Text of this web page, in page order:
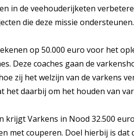
in de veehouderijketen
die deze missie ondersteunen.
op 50.000 euro voor het
Deze coaches gaan de
zij het welzijn van de varkens
het daarbij om het houden van
krijgt Varkens in Nood 32.500
met couperen. Doel hierbij is dat